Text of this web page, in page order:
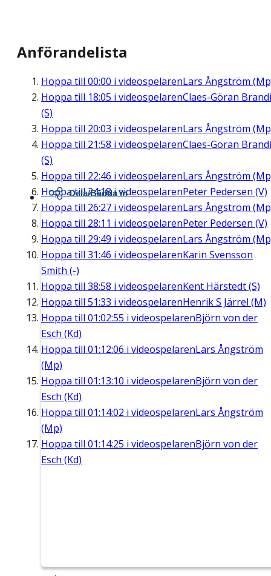
Anförandelista
Hoppa till 00:00 i videospelarenLars Ångström
Hoppa till 18:05 i videospelarenClaes-Göran
(S)
Hoppa till 20:03 i videospelarenLars Ångström
Hoppa till 21:58 i videospelarenClaes-Göran
(S)
Hoppa till 22:46 i videospelarenLars Ångström
Hoppa till24:18i videospelarenPeter Pedersen (V)
Hoppa till 26:27 i videospelarenLars Ångström
Hoppa till 28:11 i videospelarenPeter Pedersen (V)
Hoppa till 29:49 i videospelarenLars Ångström
Hoppa till 31:46 i videospelarenKarin Svensson
Smith (-)
Hoppa till 38:58 i videospelarenKent Härstedt (S)
Hoppa till 51:33 i videospelarenHenrik S Järrel (M)
Hoppa till 01:02:55 i videospelarenBjörn von der
Esch (Kd)
Hoppa till 01:12:06 i videospelarenLars Ångström
(Mp)
Hoppa till 01:13:10 i videospelarenBjörn von der
Esch (Kd)
Hoppa till 01:14:02 i videospelarenLars Ångström
(Mp)
Hoppa till 01:14:25 i videospelarenBjörn von der
Esch (Kd)
Dela/Bädda in